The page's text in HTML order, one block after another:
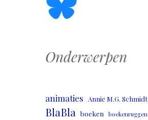
Onderwerpen
animaties Annie M.G. Schmidt
BlaBla boeken boekenruggen